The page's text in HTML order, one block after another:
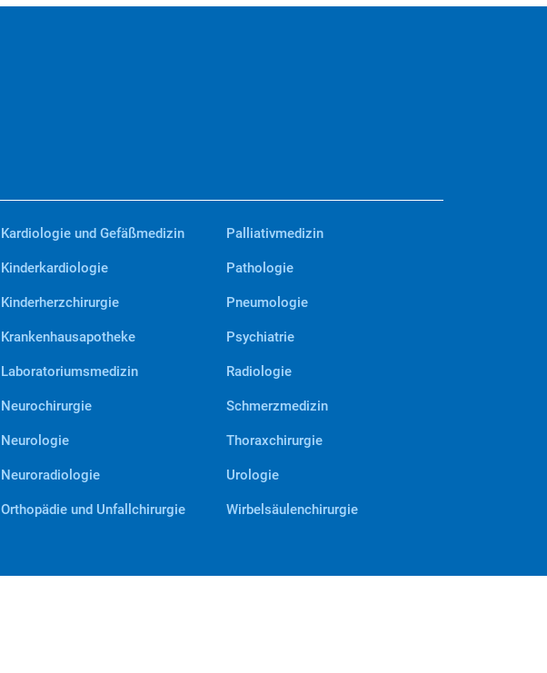
Kardiologie und Gefäßmedizin
Kinderkardiologie
Kinderherzchirurgie
Krankenhausapotheke
Laboratoriumsmedizin
Neurochirurgie
Neurologie
Neuroradiologie
Orthopädie und Unfallchirurgie
Palliativmedizin
Pathologie
Pneumologie
Psychiatrie
Radiologie
Schmerzmedizin
Thoraxchirurgie
Urologie
Wirbelsäulenchirurgie